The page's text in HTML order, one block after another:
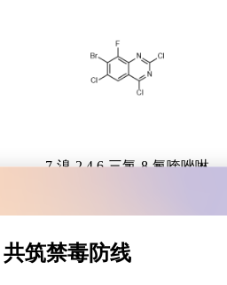
7-溴-2,4,6-三氯-8-氟喹唑啉
筑禁毒防线